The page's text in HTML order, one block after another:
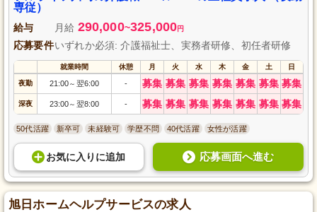
専従）
給与 月給 290,000~325,000円
応募要件いずれか必須: 介護福祉士、実務者研修、初任者研修
就業時間 休憩 月 火 水 木 金 土 日
夜勤 21:00～ 翌6:00 - 募集 募集 募集 募集 募集 募集 募集
深夜 23:00～ 翌8:00 - 募集 募集 募集 募集 募集 募集 募集
50代活躍 新卒可 未経験可 学歴不問 40代活躍 女性が活躍
お気に入り に追加 応募画面へ進む
旭日ホームヘルプサービスの求人